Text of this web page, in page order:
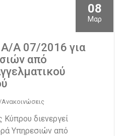
08
Μαρ
Α 07/2016 για
από
διενεργεί
Υπηρεσιών από